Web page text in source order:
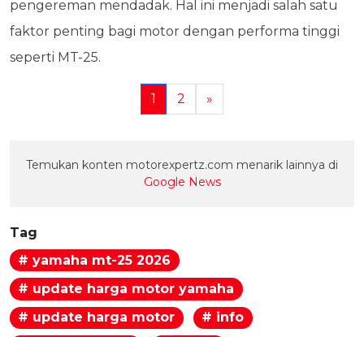
pengereman mendadak. Hal ini menjadi salah satu
faktor penting bagi motor dengan performa tinggi
seperti MT-25.
1 2 »
Temukan konten motorexpertz.com menarik lainnya di
Google News
Tag
# yamaha mt-25 2026
# update harga motor yamaha
# update harga motor
# info